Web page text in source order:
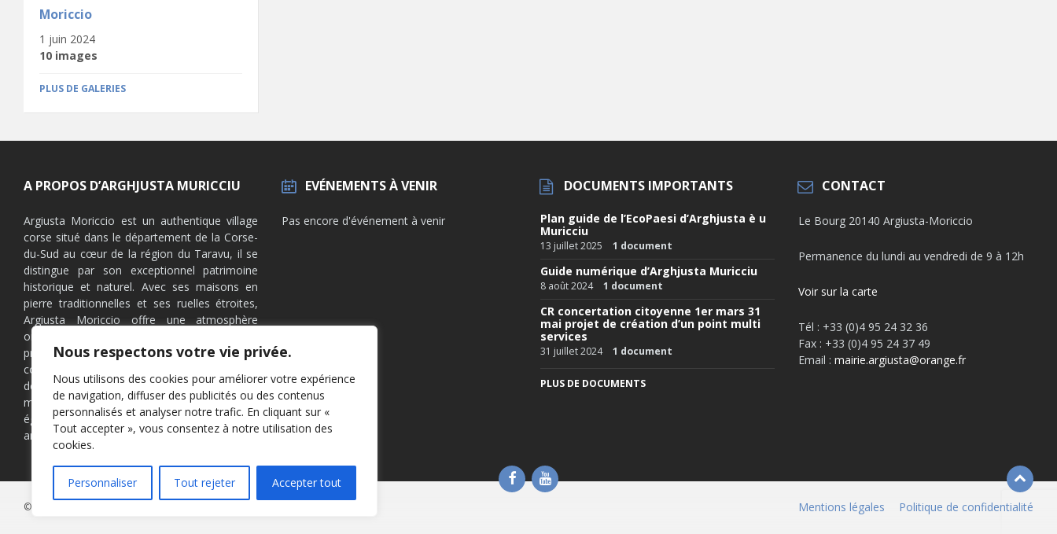
Nous respectons votre vie privée.
Nous utilisons des cookies pour améliorer votre expérience
de navigation, diffuser des publicités ou des contenus
personnalisés et analyser notre trafic. En cliquant sur «
Tout accepter », vous consentez à notre utilisation des
cookies.
Personnaliser Tout rejeter Accepter tout
Moriccio
1 juin 2024
10 images
PLUS DE GALERIES
A PROPOS D’ARGHJUSTA MURICCIU
Argiusta Moriccio est un authentique village
corse situé dans le département de la Corse-
du-Sud au cœur de la région du Taravu, il se
distingue par son exceptionnel patrimoine
historique et naturel. Avec ses maisons en
pierre traditionnelles et ses ruelles étroites,
Argiusta Moriccio offre une atmosphère
originelle et paisible. Les habitants y
préservent les traditions locales et la culture
corse, notamment à travers des festivités et
des pratiques agricoles. Entouré de
montagnes et de forêts, ce village est
également un point de départ idéal pour les
amateurs de randonnée et de nature.
EVÉNEMENTS À VENIR
Pas encore d'événement à venir
DOCUMENTS IMPORTANTS
Plan guide de l’EcoPaesi d’Arghjusta è u
Muricciu
13 juillet 2025 1 document
Guide numérique d’Arghjusta Muricciu
8 août 2024 1 document
CR concertation citoyenne 1er mars 31
mai projet de création d’un point multi
services
31 juillet 2024 1 document
PLUS DE DOCUMENTS
CONTACT
Le Bourg 20140 Argiusta-Moriccio
Permanence du lundi au vendredi de 9 à 12h
Voir sur la carte
Tél : +33 (0)4 95 24 32 36
Fax : +33 (0)4 95 24 37 49
Email :mairie.argiusta@orange.fr
FacebookYouTube
Mentions légales Politique de confidentialité
© 2026 Arghjusta Muricciu